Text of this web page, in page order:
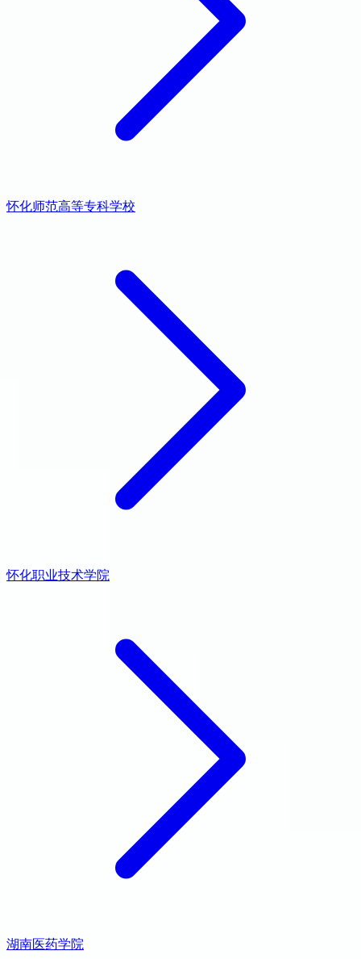
怀化师范高等专科学校
怀化职业技术学院
湖南医药学院